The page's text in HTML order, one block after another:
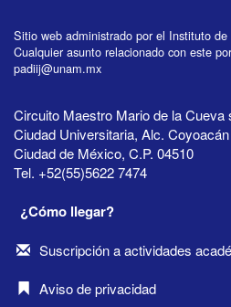
Sitio web administrado por el Instituto
Cualquier asunto relacionado con este
padiij@unam.mx
Circuito Maestro Mario de la Cueva
Ciudad Universitaria, Alc. Coyoacán
Ciudad de México, C.P. 04510
Tel. +52(55)5622 7474
¿Cómo llegar?
Suscripción a actividades
Aviso de privacidad